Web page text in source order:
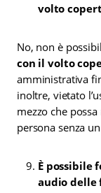
volto
No, non è
con il volto
amministrativa
inoltre, vietato
mezzo che
persona senza
È possibile
audio delle